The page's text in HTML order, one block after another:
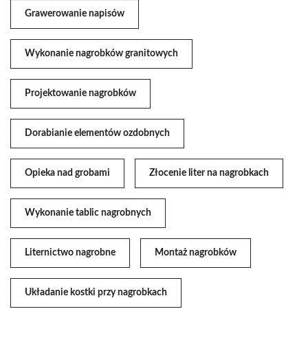
Grawerowanie napisów
Wykonanie nagrobków granitowych
Projektowanie nagrobków
Dorabianie elementów ozdobnych
Opieka nad grobami Złocenie liter na nagrobkach
Wykonanie tablic nagrobnych
Liternictwo nagrobne Montaż nagrobków
Układanie kostki przy nagrobkach